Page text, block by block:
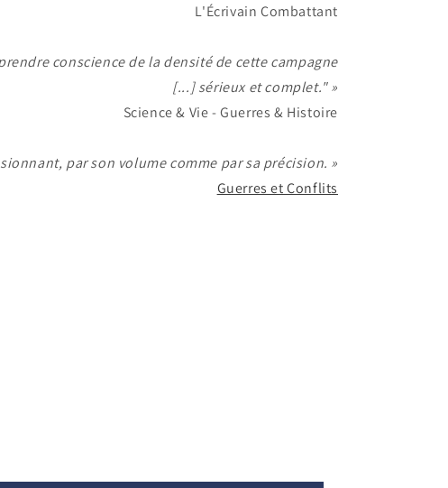
L'Écrivain Combattant
conscience de la densité de cette campagne
[...] sérieux et complet." »
Science & Vie - Guerres & Histoire
par son volume comme par sa précision. »
Guerres et Conflits